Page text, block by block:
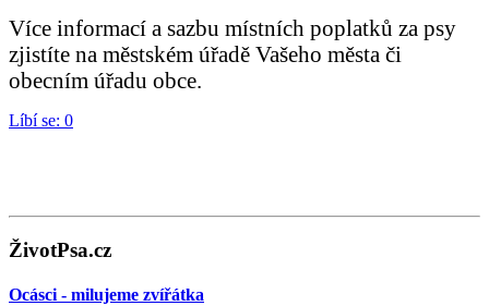
Více informací a sazbu místních poplatků za psy
zjistíte na městském úřadě Vašeho města či
obecním úřadu obce.
Líbí se: 0
ŽivotPsa.cz
Ocásci - milujeme zvířátka